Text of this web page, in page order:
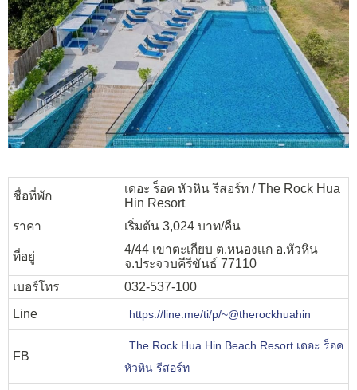
ชื่อที่พัก
เดอะ ร็อค หัวหิน รีสอร์ท / The Rock Hua
Hin Resort
ราคา
เริ่มต้น 3,024 บาท/คืน
ที่อยู่
4/44 เขาตะเกียบ ต.หนองเเก อ.หัวหิน
จ.ประจวบคีรีขันธ์ 77110
เบอร์โทร
032-537-100
Line
https://line.me/ti/p/~@therockhuahin
FB
The Rock Hua Hin Beach Resort เดอะ ร็อค
หัวหิน รีสอร์ท